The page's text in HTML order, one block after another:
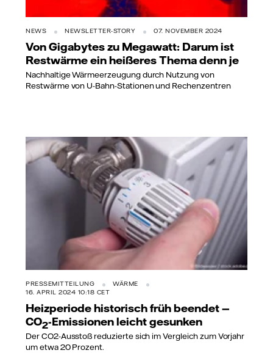
NEWS NEWSLETTER-STORY 07. NOVEMBER 2024
Von Gigabytes zu Megawatt: Darum ist
Restwärme ein heißeres Thema denn je
Nachhaltige Wärmeerzeugung durch Nutzung von
Restwärme von U-Bahn-Stationen und Rechenzentren
PRESSEMITTEILUNG
WÄRME
16. APRIL 2024 10:18 CET
Heizperiode historisch früh beendet —
CO2-Emissionen leicht gesunken
Der CO2-Ausstoß reduzierte sich im Vergleich zum Vorjahr
um etwa 20 Prozent.